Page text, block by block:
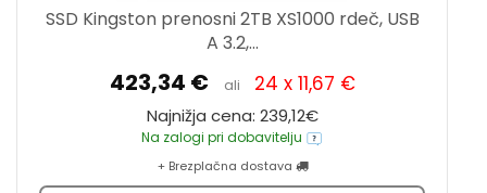
SSD Kingston prenosni 2TB XS1000 rdeč, USB
A 3.2,...
423,34 € ali 24 x 11,67 €
Najnižja cena: 239,12€
Na zalogi pri dobavitelju
+ Brezplačna dostava